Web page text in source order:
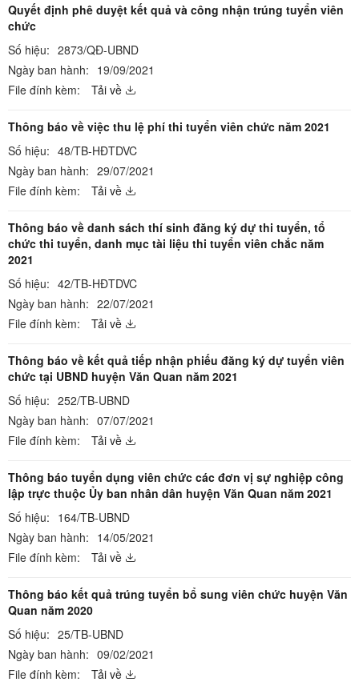
Quyết định phê duyệt kết quả và công nhận trúng tuyển viên
chức
Số hiệu: 2873/QĐ-UBND
Ngày ban hành: 19/09/2021
File đính kèm:
Tải về
Thông báo về việc thu lệ phí thi tuyển viên chức năm 2021
Số hiệu: 48/TB-HĐTDVC
Ngày ban hành: 29/07/2021
File đính kèm:
Tải về
Thông báo về danh sách thí sinh đăng ký dự thi tuyển, tổ
chức thi tuyển, danh mục tài liệu thi tuyển viên chắc năm
2021
Số hiệu: 42/TB-HĐTDVC
Ngày ban hành: 22/07/2021
File đính kèm:
Tải về
Thông báo về kết quả tiếp nhận phiếu đăng ký dự tuyển viên
chức tại UBND huyện Văn Quan năm 2021
Số hiệu: 252/TB-UBND
Ngày ban hành: 07/07/2021
File đính kèm:
Tải về
Thông báo tuyển dụng viên chức các đơn vị sự nghiệp công
lập trực thuộc Ủy ban nhân dân huyện Văn Quan năm 2021
Số hiệu: 164/TB-UBND
Ngày ban hành: 14/05/2021
File đính kèm:
Tải về
Thông báo kết quả trúng tuyển bổ sung viên chức huyện Văn
Quan năm 2020
Số hiệu: 25/TB-UBND
Ngày ban hành: 09/02/2021
File đính kèm:
Tải về